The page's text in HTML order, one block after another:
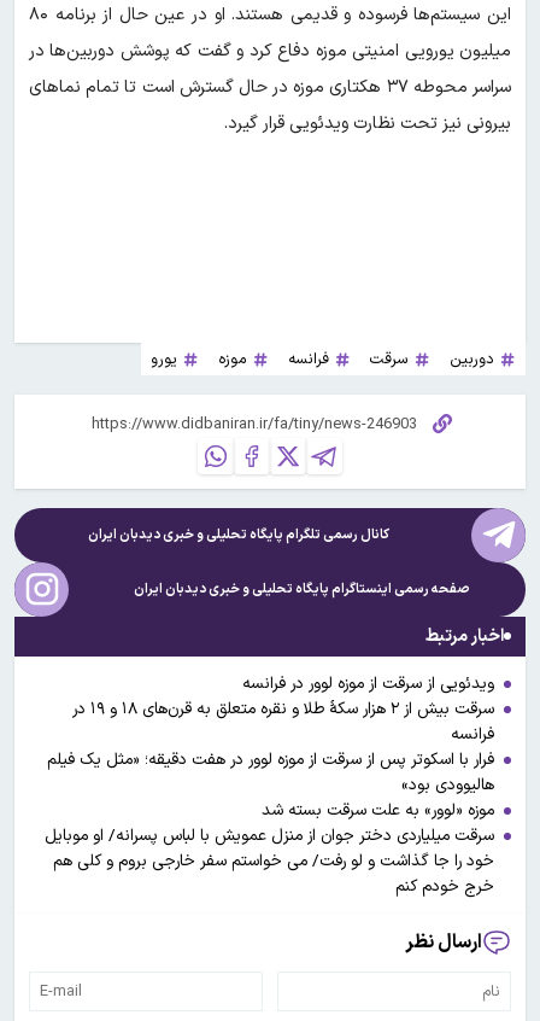
این سیستم‌ها فرسوده و قدیمی هستند. او در عین حال از برنامه ۸۰
میلیون یورویی امنیتی موزه دفاع کرد و گفت که پوشش دوربین‌ها در
سراسر محوطه ۳۷ هکتاری موزه در حال گسترش است تا تمام نماهای
بیرونی نیز تحت نظارت ویدئویی قرار گیرد.
دوربین سرقت فرانسه موزه یورو
کانال رسمی تلگرام پایگاه تحلیلی و خبریدیدبان ایران
صفحه رسمی اینستاگرام پایگاه تحلیلی و خبریدیدبان ایران
اخبار مرتبط
ویدئویی از سرقت از موزه لوور در فرانسه
سرقت بیش از ۲ هزار سکۀ طلا و نقره متعلق به قرن‌های ۱۸ و ۱۹ در
فرانسه
فرار با اسکوتر پس از سرقت از موزه لوور در هفت دقیقه؛ «مثل یک فیلم
هالیوودی بود»
موزه «لوور» به علت سرقت بسته شد
سرقت میلیاردی دختر جوان از منزل عمویش با لباس پسرانه/ او موبایل
خود را جا گذاشت و لو رفت/ می خواستم سفر خارجی بروم و کلی هم
خرج خودم کنم
ارسال نظر